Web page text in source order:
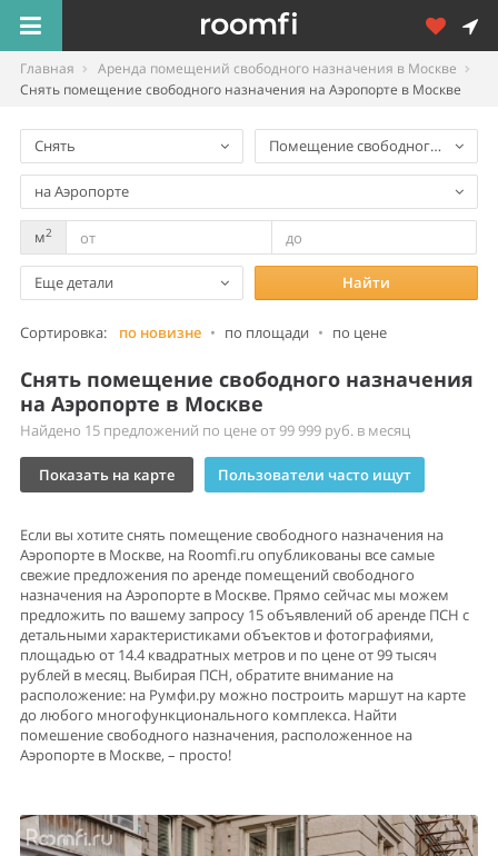
Главная
Аренда помещений свободного назначения в Москве
Снять помещение свободного назначения на Аэропорте в Москве
Снять Помещение свободного
на Аэропорте
м2
Еще детали Найти
Сортировка: по новизне • по площади • по цене
Снять помещение свободного назначения
на Аэропорте в Москве
Найдено 15 предложений по цене от 99 999 руб. в месяц
Показать на карте Пользователи часто ищут
Если вы хотите снять помещение свободного назначения на
Аэропорте в Москве, на Roomfi.ru опубликованы все самые
свежие предложения по аренде помещений свободного
назначения на Аэропорте в Москве. Прямо сейчас мы можем
предложить по вашему запросу 15 объявлений об аренде ПСН с
детальными характеристиками объектов и фотографиями,
площадью от 14.4 квадратных метров и по цене от 99 тысяч
рублей в месяц. Выбирая ПСН, обратите внимание на
расположение: на Румфи.ру можно построить маршут на карте
до любого многофункционального комплекса. Найти
помешение свободного назначения, расположенное на
Аэропорте в Москве, – просто!